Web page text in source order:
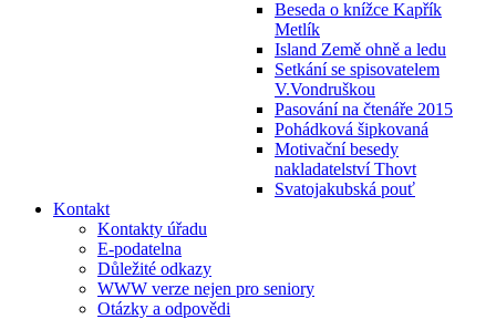
Beseda o knížce Kapřík
Metlík
Island Země ohně a ledu
Setkání se spisovatelem
V.Vondruškou
Pasování na čtenáře 2015
Pohádková šipkovaná
Motivační besedy
nakladatelství Thovt
Svatojakubská pouť
Kontakt
Kontakty úřadu
E-podatelna
Důležité odkazy
WWW verze nejen pro seniory
Otázky a odpovědi